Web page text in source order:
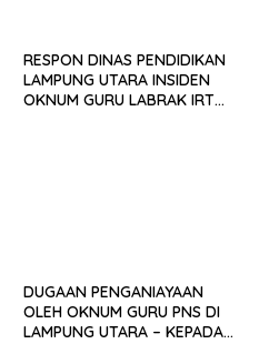
RESPON DINAS PENDIDIKAN
LAMPUNG UTARA INSIDEN
OKNUM GURU LABRAK IRT
DUGAAN PENGANIAYAAN
OLEH OKNUM GURU PNS DI
LAMPUNG UTARA – KEPADA